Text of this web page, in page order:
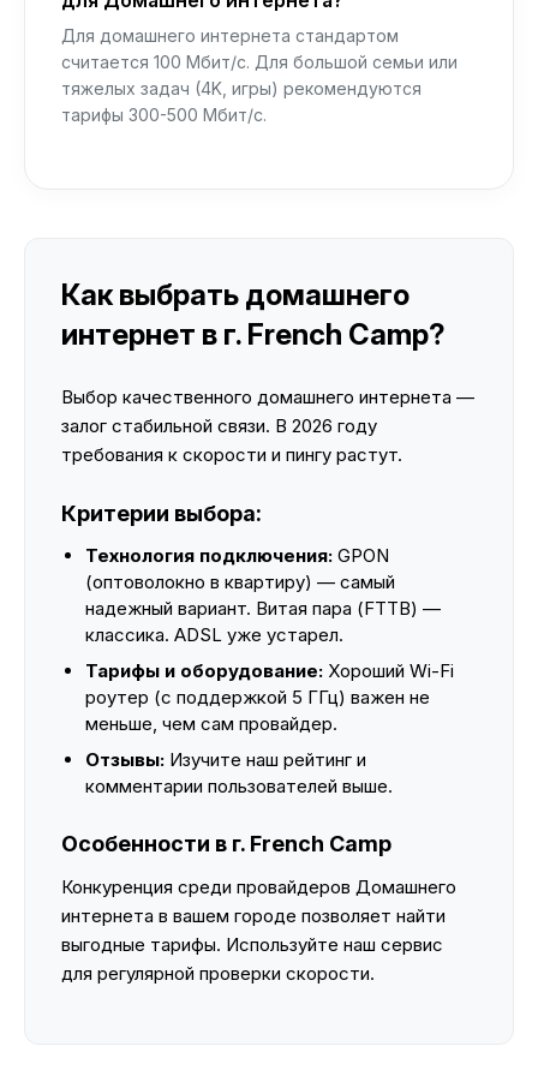
Для домашнего интернета стандартом
считается 100 Мбит/с. Для большой семьи или
тяжелых задач (4K, игры) рекомендуются
тарифы 300-500 Мбит/с.
Как выбрать домашнего
интернет в г. French Camp?
Выбор качественного домашнего интернета —
залог стабильной связи. В 2026 году
требования к скорости и пингу растут.
Критерии выбора:
Технология подключения: GPON
(оптоволокно в квартиру) — самый
надежный вариант. Витая пара (FTTB) —
классика. ADSL уже устарел.
Тарифы и оборудование: Хороший Wi-Fi
роутер (с поддержкой 5 ГГц) важен не
меньше, чем сам провайдер.
Отзывы: Изучите наш рейтинг и
комментарии пользователей выше.
Особенности в г. French Camp
Конкуренция среди провайдеров Домашнего
интернета в вашем городе позволяет найти
выгодные тарифы. Используйте наш сервис
для регулярной проверки скорости.